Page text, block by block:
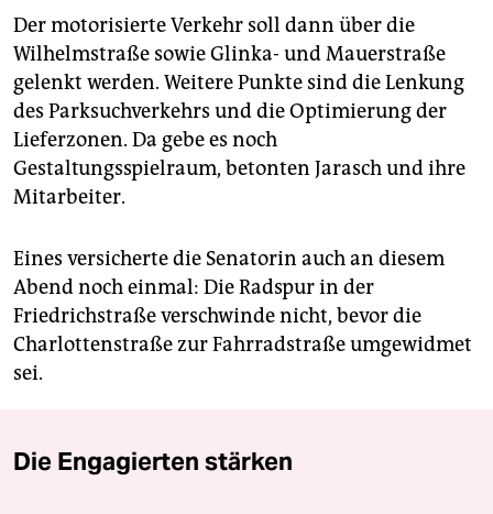
Der motorisierte Verkehr soll dann über die
Wilhelmstraße sowie Glinka- und Mauerstraße
gelenkt werden. Weitere Punkte sind die Lenkung
des Parksuchverkehrs und die Optimierung der
Lieferzonen. Da gebe es noch
Gestaltungsspielraum, betonten Jarasch und ihre
Mitarbeiter.
Eines versicherte die Senatorin auch an diesem
Abend noch einmal: Die Radspur in der
Friedrichstraße verschwinde nicht, bevor die
Charlottenstraße zur Fahrradstraße umgewidmet
sei.
Die Engagierten stärken